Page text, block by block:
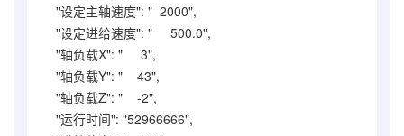
"设定主轴速度": " 2000",
"设定进给速度": " 500.0",
"轴负载X": " 3",
"轴负载Y": " 43",
"轴负载Z": " -2",
"运行时间": "52966666",